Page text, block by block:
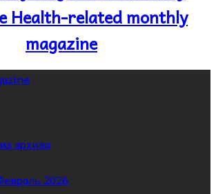
Health-related monthly
magazine
архива
2026